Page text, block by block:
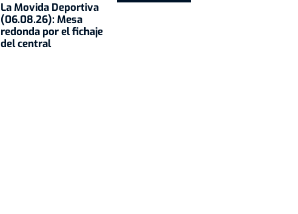
La Movida Deportiva
(06.08.26): Mesa
redonda por el fichaje
del central